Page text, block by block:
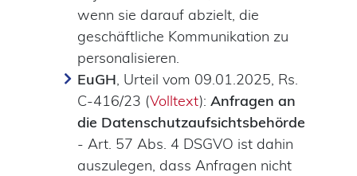
wenn sie darauf abzielt, die
geschäftliche Kommunikation zu
personalisieren.
EuGH, Urteil vom 09.01.2025, Rs.
C-416/23 (Volltext): Anfragen an
die Datenschutzaufsichtsbehörde
- Art. 57 Abs. 4 DSGVO ist dahin
auszulegen, dass Anfragen nicht